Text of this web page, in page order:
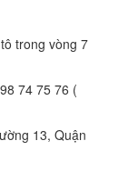
trong vòng 7
74 75 76 (
13, Quận